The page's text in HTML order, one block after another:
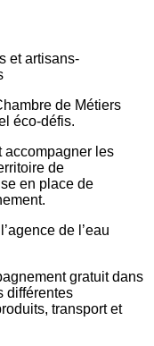
et artisans-
de Métiers
éco-défis.
accompagner les
de
en place de
de l’eau
gratuit dans
différentes
transport et